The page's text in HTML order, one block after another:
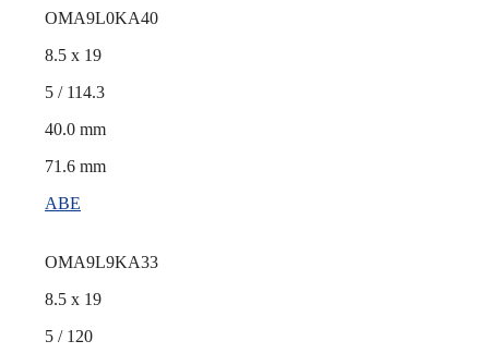
OMA9L0KA40
8.5 x 19
5 / 114.3
40.0 mm
71.6 mm
ABE
OMA9L9KA33
8.5 x 19
5 / 120